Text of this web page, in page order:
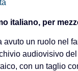
italiano, per
avuto un ruolo nel
audiovisivo
con un taglio